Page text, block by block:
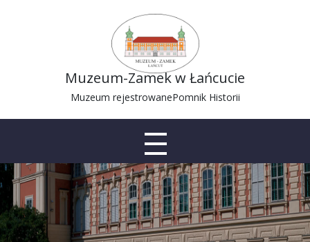
Muzeum-Zamek w Łańcucie
Muzeum rejestrowanePomnik Historii